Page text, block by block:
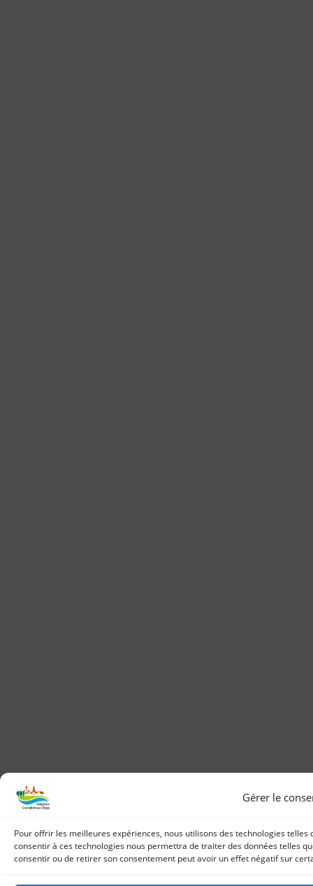
Gérer le
Pour offrir les meilleures expériences, nous utilisons des technologies
consentir à ces technologies nous permettra de traiter des données telles
consentir ou de retirer son consentement peut avoir un effet négatif sur